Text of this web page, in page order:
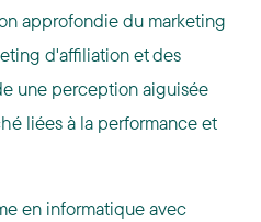
approfondie du marketing
d'affiliation et des
une perception aiguisée
liées à la performance et
en informatique avec